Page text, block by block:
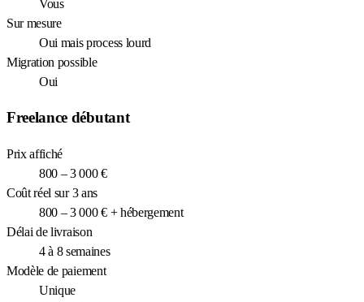
Vous
Sur mesure
Oui mais process lourd
Migration possible
Oui
Freelance débutant
Prix affiché
800 – 3 000 €
Coût réel sur 3 ans
800 – 3 000 € + hébergement
Délai de livraison
4 à 8 semaines
Modèle de paiement
Unique